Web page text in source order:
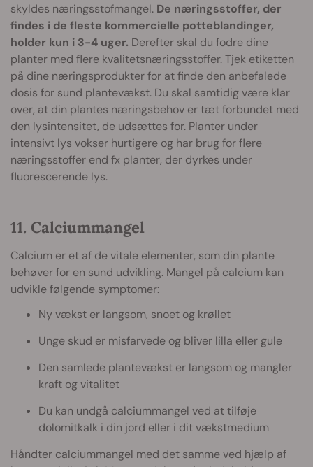
skyldes næringsstofmangel. De næringsstoffer, der
findes i de fleste kommercielle potteblandinger,
holder kun i 3-4 uger. Derefter skal du fodre dine
planter med flere kvalitetsnæringsstoffer. Tjek etiketten
på dine næringsprodukter for at finde den anbefalede
dosis for sund plantevækst. Du skal samtidig være klar
over, at din plantes næringsbehov er tæt forbundet med
den lysintensitet, de udsættes for. Planter under
intensivt lys vokser hurtigere og har brug for flere
næringsstoffer end fx planter, der dyrkes under
fluorescerende lys.
11. Calciummangel
Calcium er et af de vitale elementer, som din plante
behøver for en sund udvikling. Mangel på calcium kan
udvikle følgende symptomer:
Ny vækst er langsom, snoet og krøllet
Unge skud er misfarvede og bliver lilla eller gule
Den samlede plantevækst er langsom og mangler
kraft og vitalitet
Du kan undgå calciummangel ved at tilføje
dolomitkalk i din jord eller i dit vækstmedium
Håndter calciummangel med det samme ved hjælp af